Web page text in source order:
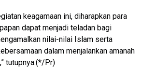
keagamaan ini, diharapkan para
dapat menjadi teladan bagi
nilai-nilai Islam serta
dalam menjalankan amanah
tutupnya.(*/Pr)